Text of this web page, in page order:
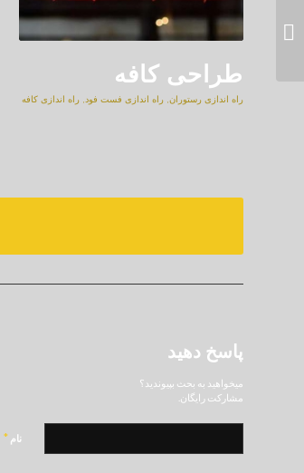
طراحی کافه
راه اندازی رستوران, راه اندازی فست فود, راه اندازی کافه
پاسخ دهید
میخواهید به بحث بپیوندید؟
مشارکت رایگان.
نام *
آیا سیاست تک شعبه ای یا
زنجیره ای شدن در ابتدای